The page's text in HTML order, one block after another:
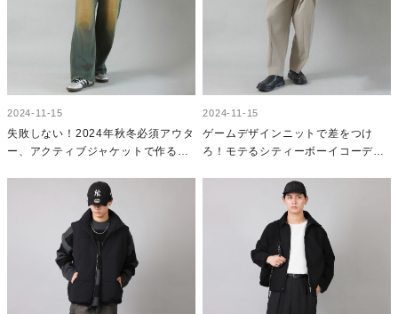
2024-11-15
失敗しない！2024年秋冬必須アウタ
ー、アクティブジャケットで作る鉄
2024-11-15
ゲームデザインニットで差をつけ
ろ！モテるシティーボーイコーデの